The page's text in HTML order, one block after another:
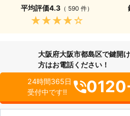
平均評価4.3 （ 590 件）
★★★★★
大阪府大阪市都島区で鍵開
方はお電話ください！
24時間365日
受付中です!!